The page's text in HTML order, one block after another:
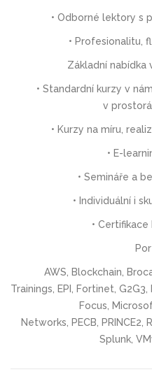
• Odborné lektory s
• Profesionalitu,
Základní nabídka
• Standardní kurzy v
v
• Kurzy na míru,
• E-
• Semináře a
• Individuální i
•
AWS, Blockchain,
Trainings, EPI, Fortinet, G2G3,
Focus,
Networks, PECB, PRINCE2,
Splunk,